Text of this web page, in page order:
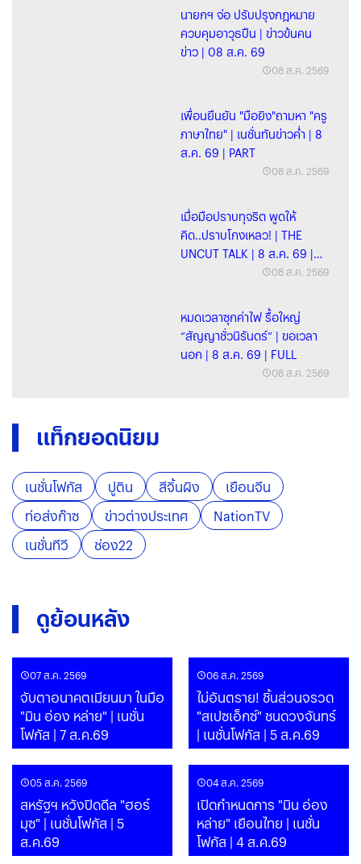
นายกฯ จ่อ ปรับปรุงกฎหมาย
ควบคุมอาวุธปืน | ข่าวข้นคน
ข่าว | 08 ส.ค. 69
08 ส.ค. 2569
เพื่อนยืนยัน "มือยิง"ถามหา "ครู
ภาษาไทย" | เนชั่นทันข่าวค่ำ | 8
ส.ค. 69 | PART
08 ส.ค. 2569
เมื่อมือปราบทุจริต พูดให้
คิด..ปราบโกงเหลว! | THE
UNCUT TALK | 8 ส.ค. 69 |
08 ส.ค. 2569
หมดเวลาซุกค่าไฟ รื้อใหญ่
“สัญญาชั่วนิรันดร์” | ขอเวลา
นอก | 8 ส.ค. 69 | FULL
08 ส.ค. 2569
แท็กยอดนิยม
เนชั่นโฟกัส ปูติน สีจิ้นผิง
เยือนจีน
ท่อส่งก๊าซ
ข่าวต่างประเทศ
NationTV
เนชั่นทีวี
ช่อง22
ดูย้อนหลัง
07 ส.ค. 2569
จับตาอนาคตเมียนมา ในมือ
"มิน อ่อง หล่าย" | เนชั่น
โฟกัส | 7 ส.ค.69
06 ส.ค. 2569
ไม่อันตราย! ชิ้นส่วนจรวด
"สเปซเอ็กซ์" ชนดวงจันทร์
| เนชั่นโฟกัส | 5 ส.ค.69
05 ส.ค. 2569
สหรัฐฯ หวังปิดดีล "ฮอร์
มุซ" | เนชั่นโฟกัส | 5
ส.ค.69
04 ส.ค. 2569
เปิดกำหนดการ "มิน อ่อง
หล่าย" เยือนไทย | เนชั่น
โฟกัส | 4 ส.ค.69